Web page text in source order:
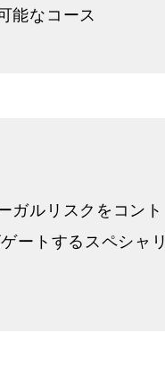
能なコース
ガルリスクをコント
ートするスペシャリ